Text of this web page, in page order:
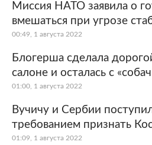
Миссия НАТО заявила о
вмешаться при угрозе
00:49, 1 августа 2022
Блогерша сделала
салоне и осталась с
01:00, 1 августа 2022
Вучичу и Сербии
требованием признать
01:09, 1 августа 2022